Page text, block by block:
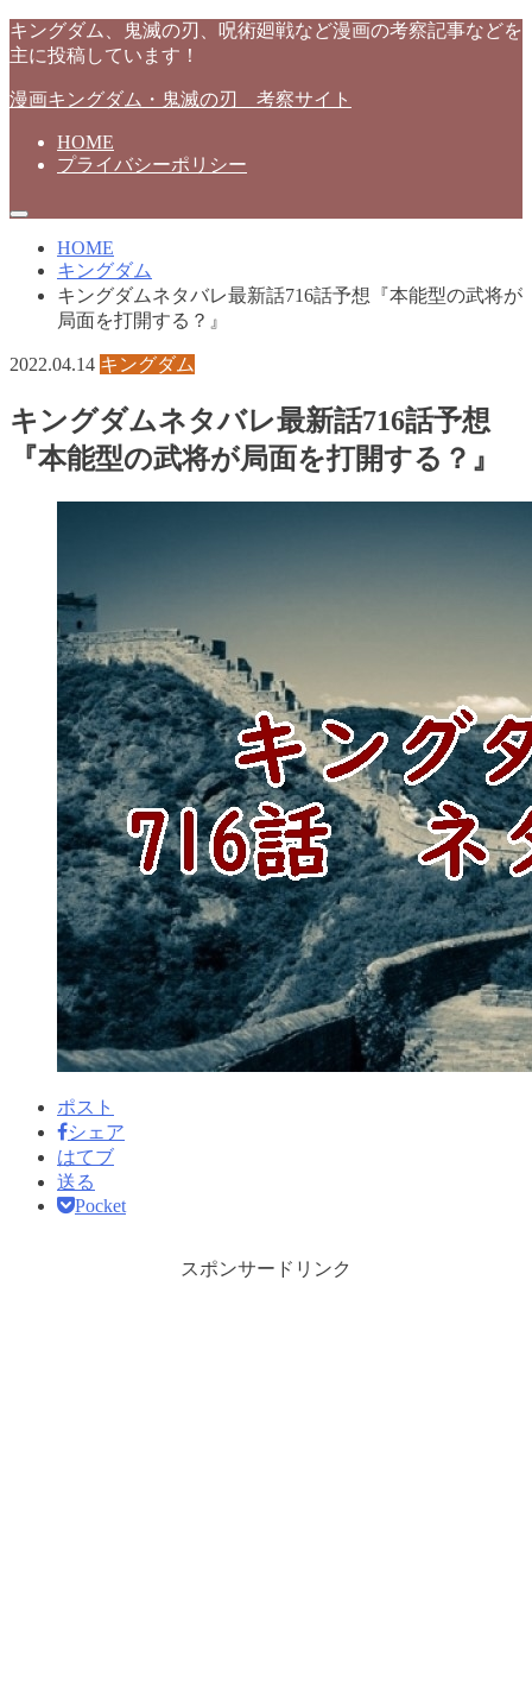
キングダム、鬼滅の刃、呪術廻戦など漫画の考察記事などを
主に投稿しています！
漫画キングダム・鬼滅の刃 考察サイト
HOME
プライバシーポリシー
HOME
キングダム
キングダムネタバレ最新話716話予想『本能型の武将が
局面を打開する？』
2022.04.14 キングダム
キングダムネタバレ最新話716話予想
『本能型の武将が局面を打開する？』
ポスト
シェア
はてブ
送る
Pocket
スポンサードリンク